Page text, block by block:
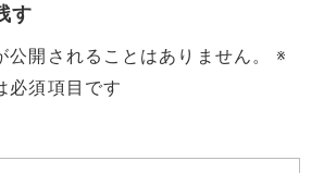
す
公開されることはありません。
※
必須項目です